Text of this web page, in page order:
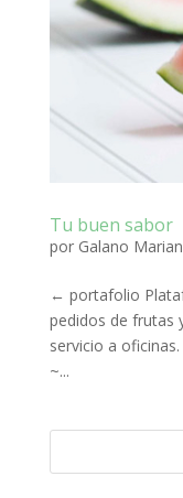
Tu buen sabor
por Galano
← portafolio
pedidos de frutas
servicio a
~...